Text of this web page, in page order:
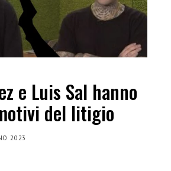
e Luis Sal hanno
del litigio
2023